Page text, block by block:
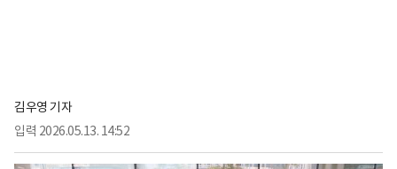
김우영 기자
입력 2026.05.13. 14:52